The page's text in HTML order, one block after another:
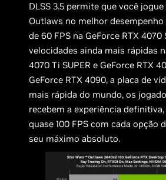
DLSS 3.5 permite que você
Outlaws no melhor desempenho
de 60 FPS na GeForce RTX 4070
velocidades ainda mais rápidas
4070 Ti SUPER e GeForce RTX
GeForce RTX 4090, a placa de
mais rápida do mundo, os
recebem a experiência
quase 100 FPS com cada opção
seu máximo absoluto.